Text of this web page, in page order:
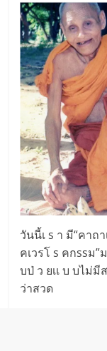
วันนี้เ s า มี“คาถ
คเวรโ s คกssม”
บป่ ว ยเเ บ บไม่
ว่าสวด